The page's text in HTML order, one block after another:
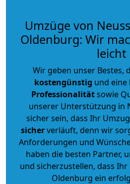
Umzüge von
Oldenburg: Wir
leicht
Wir geben unser Bestes,
kostengünstig und eine
Professionalitätsowie
unserer Unterstützung in
sicher sein, dass Ihr Umzug
sicherverläuft, denn wir
Anforderungen und
haben die besten Partner,
und sicherzustellen, dass
Oldenburg ein